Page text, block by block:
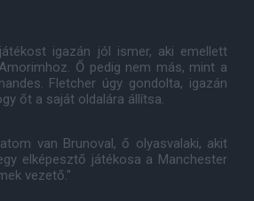
igazán jól ismer, aki emellett
Ő pedig nem más, mint a
Fletcher úgy gondolta, igazán
őt a saját oldalára állítsa.
van Brunoval, ő olyasvalaki, akit
elképesztő játékosa a Manchester
vezető."